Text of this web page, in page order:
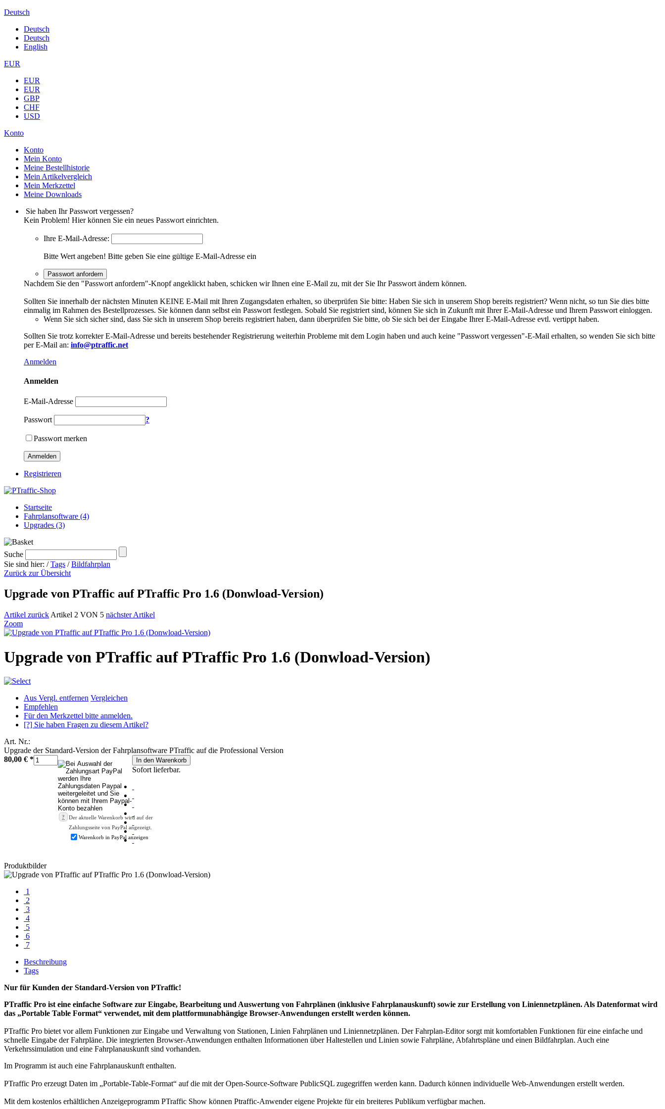
Deutsch
Deutsch
Deutsch
English
EUR
EUR
EUR
GBP
CHF
USD
Konto
Konto
Mein Konto
Meine Bestellhistorie
Mein Artikelvergleich
Mein Merkzettel
Meine Downloads
Sie haben Ihr Passwort vergessen?
Kein Problem! Hier können Sie ein neues Passwort einrichten.
Ihre E-Mail-Adresse:
Bitte Wert angeben! Bitte geben Sie eine gültige E-Mail-Adresse ein
Passwort anfordern
Nachdem Sie den "Passwort anfordern"-Knopf angeklickt haben, schicken wir Ihnen eine E-Mail zu, mit der Sie Ihr Passwort ändern können.
Sollten Sie innerhalb der nächsten Minuten KEINE E-Mail mit Ihren Zugangsdaten erhalten, so überprüfen Sie bitte: Haben Sie sich in unserem Shop bereits registriert? Wenn nicht, so tun Sie dies bitte
einmalig im Rahmen des Bestellprozesses. Sie können dann selbst ein Passwort festlegen. Sobald Sie registriert sind, können Sie sich in Zukunft mit Ihrer E-Mail-Adresse und Ihrem Passwort einloggen.
Wenn Sie sich sicher sind, dass Sie sich in unserem Shop bereits registriert haben, dann überprüfen Sie bitte, ob Sie sich bei der Eingabe Ihrer E-Mail-Adresse evtl. vertippt haben.
Sollten Sie trotz korrekter E-Mail-Adresse und bereits bestehender Registrierung weiterhin Probleme mit dem Login haben und auch keine "Passwort vergessen"-E-Mail erhalten, so wenden Sie sich bitte
per E-Mail an: info@ptraffic.net
Anmelden
Anmelden
E-Mail-Adresse
Passwort ?
Passwort merken
Anmelden
Registrieren
Startseite
Fahrplansoftware (4)
Upgrades (3)
Suche
Sie sind hier: /Tags /Bildfahrplan
Zurück zur Übersicht
Upgrade von PTraffic auf PTraffic Pro 1.6 (Donwload-Version)
Artikel zurück Artikel 2 VON 5 nächster Artikel
Zoom
Upgrade von PTraffic auf PTraffic Pro 1.6 (Donwload-Version)
Aus Vergl. entfernen Vergleichen
Empfehlen
Für den Merkzettel bitte anmelden.
[?] Sie haben Fragen zu diesem Artikel?
Art. Nr.:
Upgrade der Standard-Version der Fahrplansoftware PTraffic auf die Professional Version
80,00 € * In den Warenkorb
?
Der aktuelle Warenkorb wird auf der
Zahlungsseite von PayPal angezeigt.
Warenkorb in PayPal anzeigen
Sofort lieferbar.
Produktbilder
1
2
3
4
5
6
7
Beschreibung
Tags
Nur für Kunden der Standard-Version von PTraffic!
PTraffic Pro ist eine einfache Software zur Eingabe, Bearbeitung und Auswertung von Fahrplänen (inklusive Fahrplanauskunft) sowie zur Erstellung von Liniennetzplänen. Als Datenformat wird
das „Portable Table Format“ verwendet, mit dem plattformunabhängige Browser-Anwendungen erstellt werden können.
PTraffic Pro bietet vor allem Funktionen zur Eingabe und Verwaltung von Stationen, Linien Fahrplänen und Liniennetzplänen. Der Fahrplan-Editor sorgt mit komfortablen Funktionen für eine einfache und
schnelle Eingabe der Fahrpläne. Die integrierten Browser-Anwendungen enthalten Informationen über Haltestellen und Linien sowie Fahrpläne, Abfahrtspläne und einen Bildfahrplan. Auch eine
Verkehrssimulation und eine Fahrplanauskunft sind vorhanden.
Im Programm ist auch eine Fahrplanauskunft enthalten.
PTraffic Pro erzeugt Daten im „Portable-Table-Format“ auf die mit der Open-Source-Software PublicSQL zugegriffen werden kann. Dadurch können individuelle Web-Anwendungen erstellt werden.
Mit dem kostenlos erhältlichen Anzeigeprogramm PTraffic Show können Ptraffic-Anwender eigene Projekte für ein breiteres Publikum verfügbar machen.